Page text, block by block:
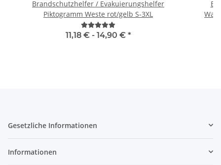
Brandschutzhelfer / Evakuierungshelfer
Piktogramm Weste rot/gelb S-3XL
11,18 € - 14,90 € *
Gesetzliche Informationen
Informationen